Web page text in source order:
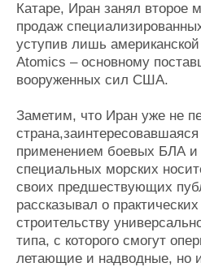
Катаре, Иран занял второе
продаж
уступив лишь
Atomics – основному
вооруженных сил США.
Заметим, что Иран уже не
применением боевых БЛА и
специальных морских
своих предшествующих
рассказывал о
строительству
типа, с которого смогут
летающие и надводные, но